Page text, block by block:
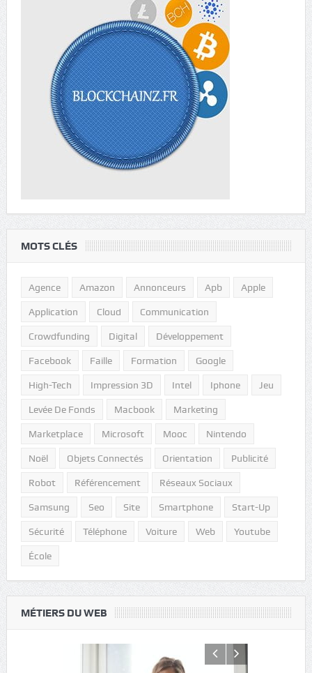
MOTS CLÉS
Agence Amazon Annonceurs Apb Apple
Application Cloud Communication
Crowdfunding Digital Développement
Facebook Faille Formation Google
High-Tech Impression 3D Intel Iphone Jeu
Levée De Fonds Macbook Marketing
Marketplace Microsoft Mooc Nintendo
Noël Objets Connectés Orientation Publicité
Robot Référencement Réseaux Sociaux
Samsung Seo Site Smartphone Start-Up
Sécurité Téléphone Voiture Web Youtube
École
MÉTIERS DU WEB